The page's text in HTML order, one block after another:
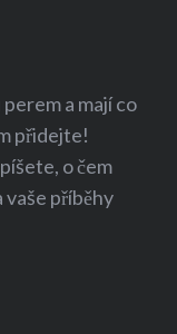
a mají co
přidejte!
o čem
vaše příběhy